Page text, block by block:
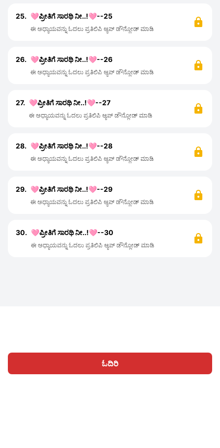
ಓದಿರಿ
25. 🩷ಪ್ರೀತಿಗೆ ಸಾರಥಿ ನೀ..!🩷--25
ಈ ಅಧ್ಯಾಯವನ್ನು ಓದಲು ಪ್ರತಿಲಿಪಿ ಆ್ಯಪ್ ಡೌನ್ಲೋಡ್ ಮಾಡಿ
26. 🩷ಪ್ರೀತಿಗೆ ಸಾರಥಿ ನೀ..!🩷--26
ಈ ಅಧ್ಯಾಯವನ್ನು ಓದಲು ಪ್ರತಿಲಿಪಿ ಆ್ಯಪ್ ಡೌನ್ಲೋಡ್ ಮಾಡಿ
27. 🩷ಪ್ರೀತಿಗೆ ಸಾರಥಿ ನೀ..!🩷--27
ಈ ಅಧ್ಯಾಯವನ್ನು ಓದಲು ಪ್ರತಿಲಿಪಿ ಆ್ಯಪ್ ಡೌನ್ಲೋಡ್ ಮಾಡಿ
28. 🩷ಪ್ರೀತಿಗೆ ಸಾರಥಿ ನೀ..!🩷--28
ಈ ಅಧ್ಯಾಯವನ್ನು ಓದಲು ಪ್ರತಿಲಿಪಿ ಆ್ಯಪ್ ಡೌನ್ಲೋಡ್ ಮಾಡಿ
29. 🩷ಪ್ರೀತಿಗೆ ಸಾರಥಿ ನೀ..!🩷--29
ಈ ಅಧ್ಯಾಯವನ್ನು ಓದಲು ಪ್ರತಿಲಿಪಿ ಆ್ಯಪ್ ಡೌನ್ಲೋಡ್ ಮಾಡಿ
30. 🩷ಪ್ರೀತಿಗೆ ಸಾರಥಿ ನೀ..!🩷--30
ಈ ಅಧ್ಯಾಯವನ್ನು ಓದಲು ಪ್ರತಿಲಿಪಿ ಆ್ಯಪ್ ಡೌನ್ಲೋಡ್ ಮಾಡಿ
ಹೋಮ್ ವಿಭಾಗಗಳು ಬರೆಯಿರಿ ಲೇಖನಗಳು ಸೈನ್ ಇನ್ ಆಗಿ